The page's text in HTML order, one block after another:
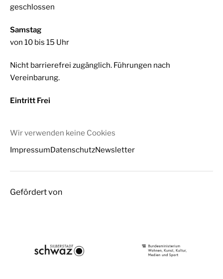
geschlossen
Samstag
von 10 bis 15 Uhr
Nicht barrierefrei zugänglich. Führungen nach
Vereinbarung.
Eintritt Frei
Wir verwenden keine Cookies
ImpressumDatenschutzNewsletter
Gefördert von